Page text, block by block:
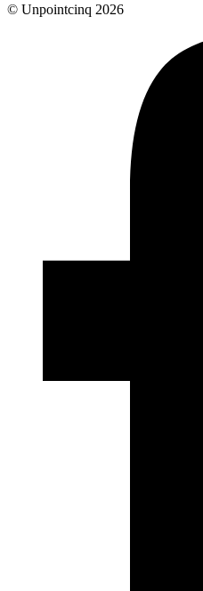
© Unpointcinq 2026